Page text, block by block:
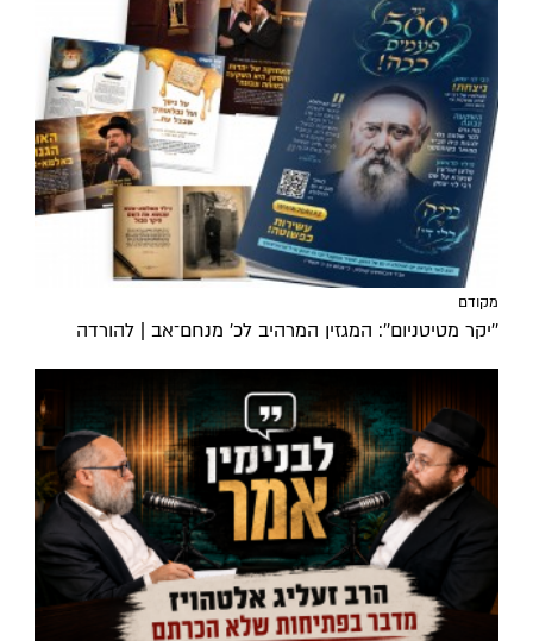
מקודם
''יקר מטיטניום'': המגזין המרהיב לכ’ מנחם־אב | להורדה